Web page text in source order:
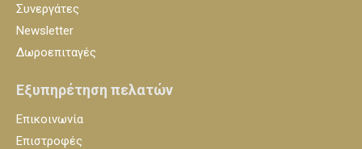
Συνεργάτες
Newsletter
Δωροεπιταγές
Εξυπηρέτηση πελατών
Επικοινωνία
Επιστροφές